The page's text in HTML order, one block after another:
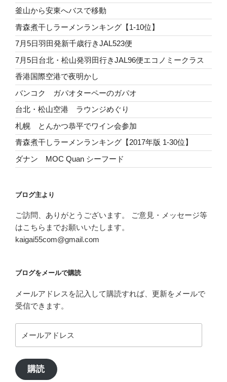
釜山から安東へバスで移動
青森煮干しラーメンランキング【1-10位】
7月5日羽田発新千歳行きJAL523便
7月5日台北・松山発羽田行きJAL96便エコノミークラス
香港国際空港で夜明かし
バンコク ガパオターペーのガパオ
台北・松山空港 ラウンジめぐり
札幌 とんかつ恭平でワイン会参加
青森煮干しラーメンランキング【2017年版 1-30位】
ダナン MOC Quan シーフード
ブログ主より
ご訪問、ありがとうございます。 ご意見・メッセージ等
はこちらまでお願いいたします。
kaigai55com@gmail.com
ブログをメールで購読
メールアドレスを記入して購読すれば、更新をメールで
受信できます。
ー
ア
ド
購読